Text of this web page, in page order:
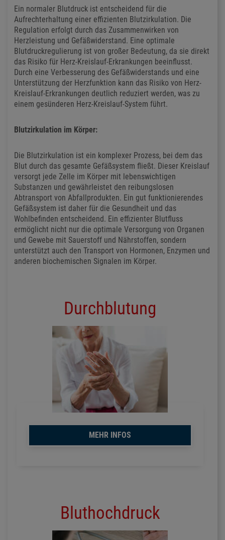
Ein normaler Blutdruck ist entscheidend für die
Aufrechterhaltung einer effizienten Blutzirkulation. Die
Regulation erfolgt durch das Zusammenwirken von
Herzleistung und Gefäßwiderstand. Eine optimale
Blutdruckregulierung ist von großer Bedeutung, da sie direkt
das Risiko für Herz-Kreislauf-Erkrankungen beeinflusst.
Durch eine Verbesserung des Gefäßwiderstands und eine
Unterstützung der Herzfunktion kann das Risiko von Herz-
Kreislauf-Erkrankungen deutlich reduziert werden, was zu
einem gesünderen Herz-Kreislauf-System führt.
Blutzirkulation im Körper:
Die Blutzirkulation ist ein komplexer Prozess, bei dem das
Blut durch das gesamte Gefäßsystem fließt. Dieser Kreislauf
versorgt jede Zelle im Körper mit lebenswichtigen
Substanzen und gewährleistet den reibungslosen
Abtransport von Abfallprodukten. Ein gut funktionierendes
Gefäßsystem ist daher für die Gesundheit und das
Wohlbefinden entscheidend. Ein effizienter Blutfluss
ermöglicht nicht nur die optimale Versorgung von Organen
und Gewebe mit Sauerstoff und Nährstoffen, sondern
unterstützt auch den Transport von Hormonen, Enzymen und
anderen biochemischen Signalen im Körper.
Durchblutung
MEHR INFOS
Bluthochdruck